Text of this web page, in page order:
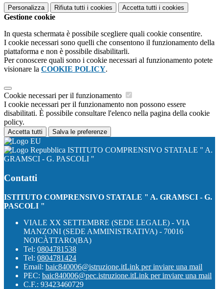
Personalizza Rifiuta tutti i cookies Accetta tutti i cookies
Gestione cookie
In questa schermata è possibile scegliere quali cookie consentire.
I cookie necessari sono quelli che consentono il funzionamento della
piattaforma e non è possibile disabilitarli.
Per conoscere quali sono i cookie necessari al funzionamento potete
visionare la COOKIE POLICY.
Cookie necessari per il funzionamento
I cookie necessari per il funzionamento non possono essere
disabilitati. È possibile consultare l'elenco nella pagina della cookie
policy.
Accetta tutti Salva le preferenze
ISTITUTO COMPRENSIVO STATALE " A.
GRAMSCI - G. PASCOLI "
Contatti
ISTITUTO COMPRENSIVO STATALE " A. GRAMSCI - G.
PASCOLI "
VIALE XX SETTEMBRE (SEDE LEGALE) - VIA
MANZONI (SEDE AMMINISTRATIVA) - 70016
NOICÀTTARO(BA)
Tel: 0804781538
Tel: 0804781424
Email: baic840006@istruzione.itLink per inviare una mail
PEC: baic840006@pec.istruzione.itLink per inviare una mail
C.F.: 93423460729